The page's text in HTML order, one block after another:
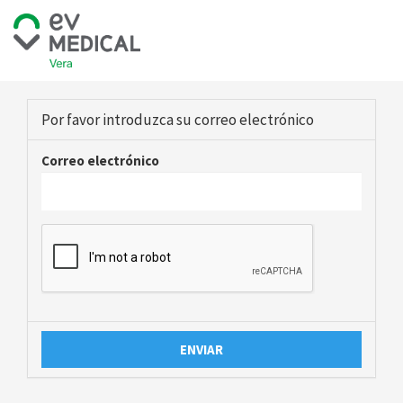
Por favor introduzca su correo electrónico
Correo electrónico